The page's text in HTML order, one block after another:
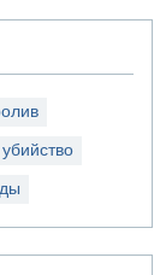
убийство